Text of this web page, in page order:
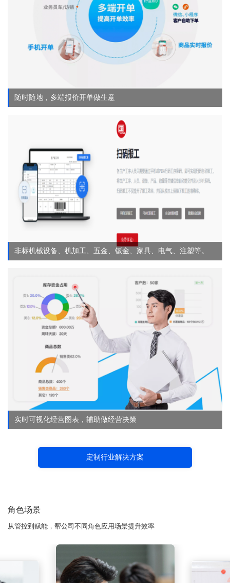
随时随地，多端报价开单做生意
非标机械设备、机加工、五金、钣金、家具、电气、注塑等。
实时可视化经营图表，辅助做经营决策
定制行业解决方案
角色场景
从管控到赋能，帮公司不同角色应用场景提升效率